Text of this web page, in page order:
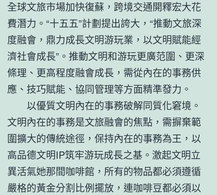
全球文旅市場加快復蘇，跨境交通開釋宏大花
費潛力。“十五五”計劃提出誇大，“推動文旅深
度融會，鼎力成長文明游玩業，以文明賦能經
濟社會成長”。推動文明和游玩更廣范圍、更深
條理、更高程度融會成長，需從內在的事務供
應、技巧賦能、協同管理等方面精準發力。
以優質文明內在的事務破解同質化窘境。
文明內在的事務是文旅融會的焦點，需摒棄範
圍擴大的傳統途徑，保持內在的事務為王，以
高品德文明IP筑牢游玩成長之基。激起文明立
異活氣她那間咖啡館，所有的物品都必須遵循
嚴格的黃金分割比例擺放，連咖啡豆都必須以